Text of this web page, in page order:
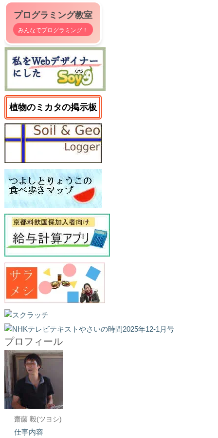
プログラミング教室
みんなでプログラミング！
植物のミカタの掲示板
プロフィール
齋藤 毅(ツヨシ)
仕事内容